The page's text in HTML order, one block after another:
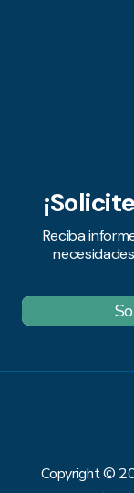
Reciba
Copyright ©